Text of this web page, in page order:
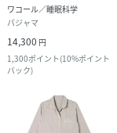
ワコール／睡眠科学
パジャマ
14,300 円
1,300ポイント(10%ポイント
バック)